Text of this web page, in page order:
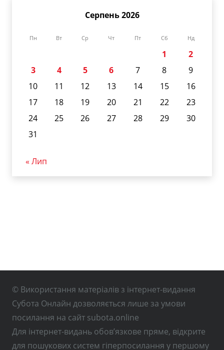
Серпень 2026
Пн Вт Ср Чт Пт Сб Нд
1
2
3
4 5 6 7 8
9
10
11 12 13 14 15
16
17
18 19 20 21 22
23
24
25 26 27 28 29
30
31
« Лип
© Використання матеріалів з інтернет-видання
Субота Онлайн дозволяється лише за умови
посилання на сайт subota.online
Для інтернет-видань обов’язкове пряме, відкрите
для пошукових систем гіперпосилання у першому